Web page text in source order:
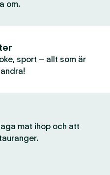
om.
sport – allt som är
mat ihop och att